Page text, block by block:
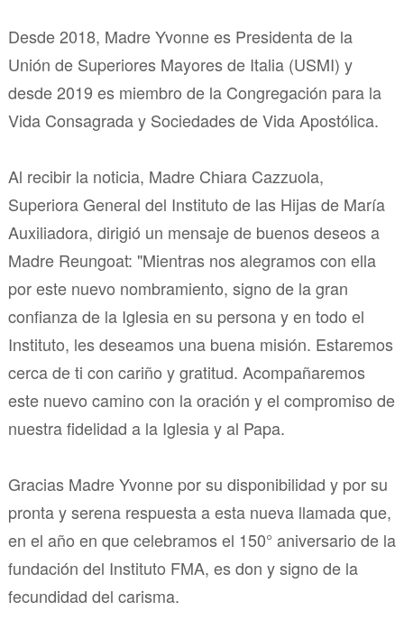
Desde 2018, Madre Yvonne es Presidenta de la
Unión de Superiores Mayores de Italia (USMI) y
desde 2019 es miembro de la Congregación para la
Vida Consagrada y Sociedades de Vida Apostólica.
Al recibir la noticia, Madre Chiara Cazzuola,
Superiora General del Instituto de las Hijas de María
Auxiliadora, dirigió un mensaje de buenos deseos a
Madre Reungoat: "Mientras nos alegramos con ella
por este nuevo nombramiento, signo de la gran
confianza de la Iglesia en su persona y en todo el
Instituto, les deseamos una buena misión. Estaremos
cerca de ti con cariño y gratitud. Acompañaremos
este nuevo camino con la oración y el compromiso de
nuestra fidelidad a la Iglesia y al Papa.
Gracias Madre Yvonne por su disponibilidad y por su
pronta y serena respuesta a esta nueva llamada que,
en el año en que celebramos el 150° aniversario de la
fundación del Instituto FMA, es don y signo de la
fecundidad del carisma.